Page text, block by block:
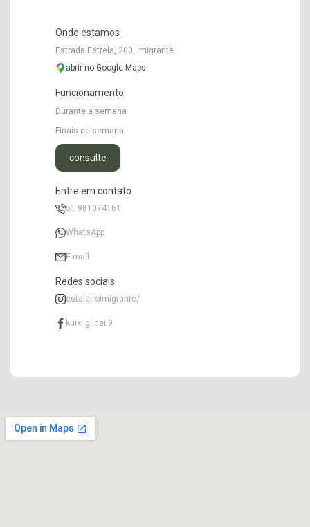
Onde estamos
Estrada Estrela, 200, Imigrante
abrir no Google Maps
Funcionamento
Durante a semana
Finais de semana
consulte
Entre em contato
51 981074161
WhatsApp
E-mail
Redes sociais
estaleiroimigrante/
kuiki.gilnei.9